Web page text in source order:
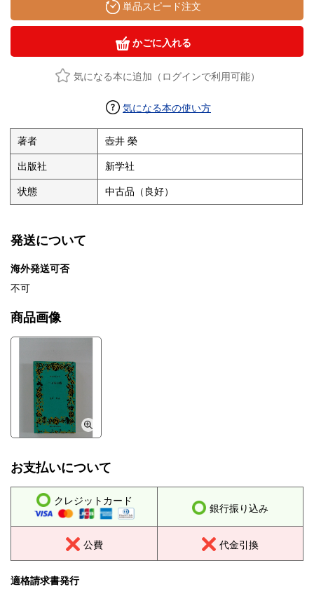
単品スピード注文
かごに入れる
気になる本に追加（ログインで利用可能）
気になる本の使い方
著者 壺井 榮
出版社 新学社
状態 中古品（良好）
発送について
海外発送可否
不可
商品画像
お支払いについて
クレジットカード
銀行振り込み
公費 代金引換
適格請求書発行